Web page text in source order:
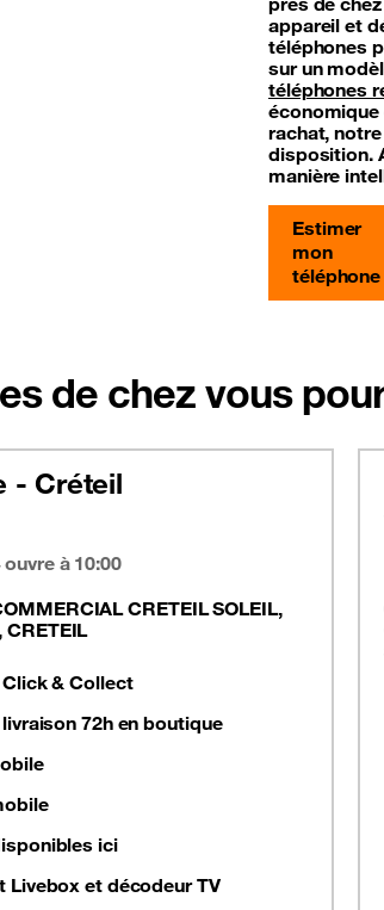
appareil et
téléphones
sur un
téléphones
économique
rachat,
disposition.
manière
Estimer
mon
téléphone
de chez vous
- Créteil
ouvre à 10:00
CRETEIL SOLEIL,
CRETEIL
& Collect
72h en boutique
ici
Livebox et décodeur TV